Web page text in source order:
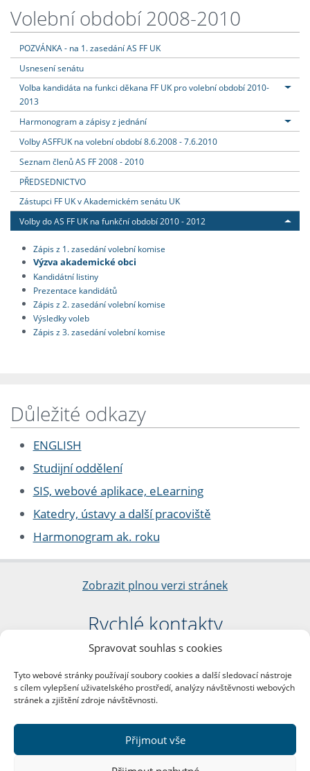
Spravovat souhlas s cookies
Tyto webové stránky používají soubory cookies a další sledovací nástroje
s cílem vylepšení uživatelského prostředí, analýzy návštěvnosti webových
stránek a zjištění zdroje návštěvnosti.
Přijmout vše
Volební období 2008-2010
POZVÁNKA - na 1. zasedání AS FF UK
Usnesení senátu
Volba kandidáta na funkci děkana FF UK pro volební období 2010-
2013
Harmonogram a zápisy z jednání
Volby ASFFUK na volební období 8.6.2008 - 7.6.2010
Seznam členů AS FF 2008 - 2010
PŘEDSEDNICTVO
Zástupci FF UK v Akademickém senátu UK
Volby do AS FF UK na funkční období 2010 - 2012
Zápis z 1. zasedání volební komise
Výzva akademické obci
Kandidátní listiny
Prezentace kandidátů
Zápis z 2. zasedání volební komise
Výsledky voleb
Zápis z 3. zasedání volební komise
Důležité odkazy
ENGLISH
Studijní oddělení
SIS, webové aplikace, eLearning
Katedry, ústavy a další pracoviště
Harmonogram ak. roku
Zobrazit plnou verzi stránek
Rychlé kontakty
Filozofická fakulta
nám. Jana Palacha 1/2
116 38 Praha 1
DIČ: CZ00216208
Další kontakty